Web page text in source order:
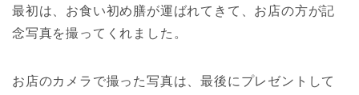
最初は、お食い初め膳が運ばれてきて、お店の方が記
念写真を撮ってくれました。
お店のカメラで撮った写真は、最後にプレゼントして